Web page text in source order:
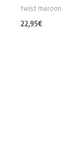
twist maroon
Normaler
22,95€